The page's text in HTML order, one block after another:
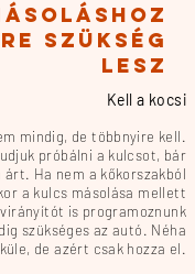
SZÜKSÉG
LESZ
Kell a kocsi
mindig, de többnyire kell.
próbálni a kulcsot, bár
árt. Ha nem a kőkorszakból
a kulcs másolása mellett
is programoznunk
szükséges az autó. Néha
de azért csak hozza el.